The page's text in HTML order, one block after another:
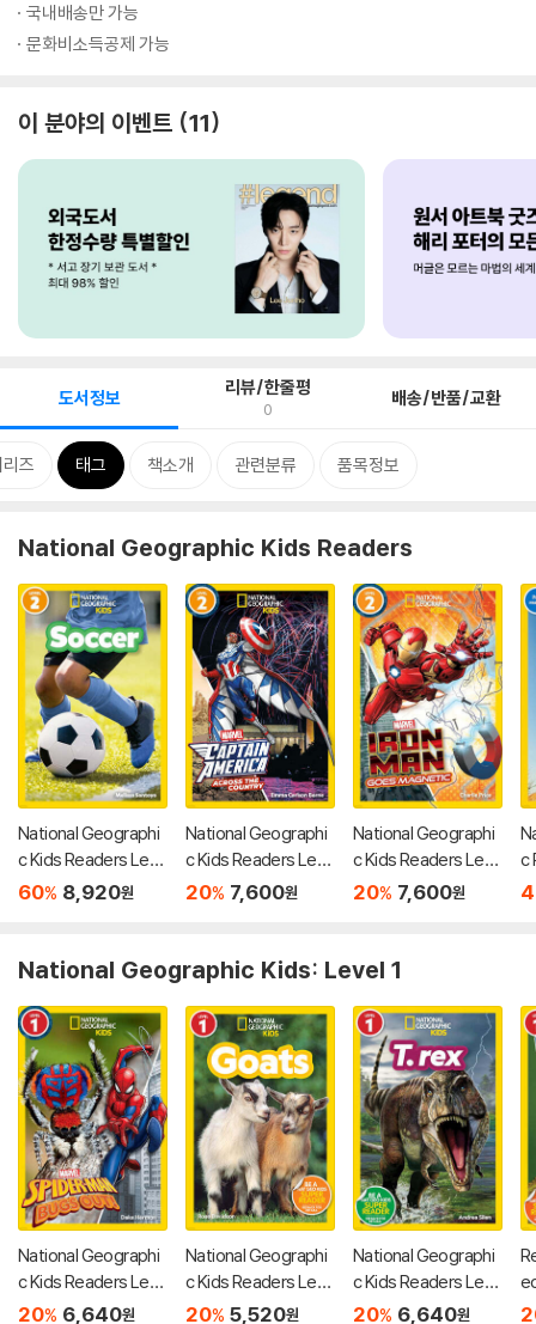
국내배송만 가능
문화비소득공제 가능
이 분야의 이벤트 11
도서정보 리뷰/한줄평
0 배송/반품/교환
즈 태그 책소개 관련분류 품목정보
National Geographic Kids Readers
National Geographi
c Kids Readers Lev
el 2 : Soccer
60% 8,920원
National Geographi
c Kids Readers Lev
el 2 : Marvel's Captai
20% 7,600원
National Geographi
c Kids Readers Lev
el 2 : Iron Man Goes
20% 7,600원
c
National Geographic Kids: Level 1
National Geographi
c Kids Readers Lev
el 1 : Marvel's Spider
20% 6,640원
National Geographi
c Kids Readers Lev
el 1 : Goats
20% 5,520원
National Geographi
c Kids Readers Lev
el 1 : T. rex
20% 6,640원